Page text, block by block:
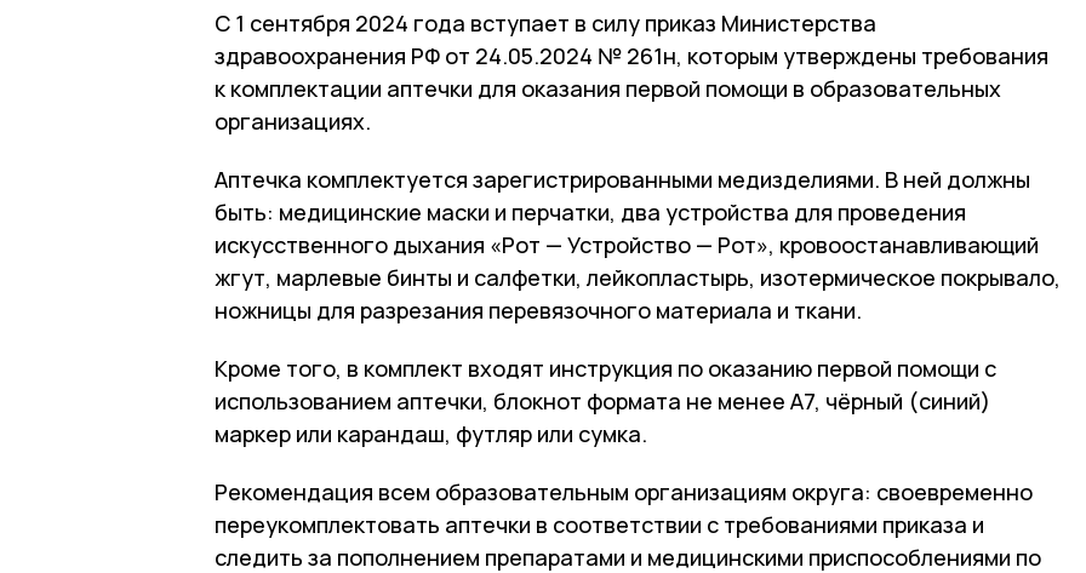
С 1 сентября 2024 года вступает в силу приказ Министерства
здравоохранения РФ от 24.05.2024 № 261н, которым утверждены требования
к комплектации аптечки для оказания первой помощи в образовательных
организациях.
Аптечка комплектуется зарегистрированными медизделиями. В ней должны
быть: медицинские маски и перчатки, два устройства для проведения
искусственного дыхания «Рот — Устройство — Рот», кровоостанавливающий
жгут, марлевые бинты и салфетки, лейкопластырь, изотермическое покрывало,
ножницы для разрезания перевязочного материала и ткани.
Кроме того, в комплект входят инструкция по оказанию первой помощи с
использованием аптечки, блокнот формата не менее А7, чёрный (синий)
маркер или карандаш, футляр или сумка.
Рекомендация всем образовательным организациям округа: своевременно
переукомплектовать аптечки в соответствии с требованиями приказа и
следить за пополнением препаратами и медицинскими приспособлениями по